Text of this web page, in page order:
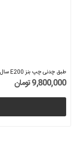
طبق چدنی چپ بنز E200 سال 2008 برند لمفوردر -...
9,800,000 تومان